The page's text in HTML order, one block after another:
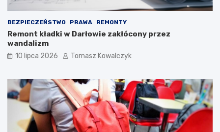
BEZPIECZEŃSTWO PRAWA REMONTY
Remont kładki w Darłowie zakłócony przez
wandalizm
10 lipca 2026 Tomasz Kowalczyk